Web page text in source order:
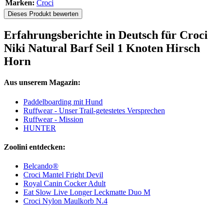
Marken: Croci
Dieses Produkt bewerten
Erfahrungsberichte in Deutsch für Croci
Niki Natural Barf Seil 1 Knoten Hirsch
Horn
Aus unserem Magazin:
Paddelboarding mit Hund
Ruffwear - Unser Trail-getestetes Versprechen
Ruffwear - Mission
HUNTER
Zoolini entdecken:
Belcando®
Croci Mantel Fright Devil
Royal Canin Cocker Adult
Eat Slow Live Longer Leckmatte Duo M
Croci Nylon Maulkorb N.4